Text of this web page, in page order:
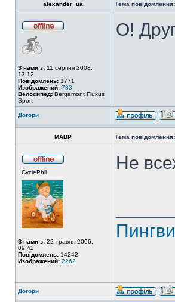
alexander_ua Тема повідомлення:
З нами з: 11 серпня 2008,
13:12
Повідомлень: 1771
Изображений: 783
Велосипед: Bergamont Fluxus
Sport
О!
Догори
MABP Тема повідомлення:
CyclePhil
З нами з: 22 травня 2006,
09:42
Повідомлень: 14242
Изображений: 2262
Не
Догори